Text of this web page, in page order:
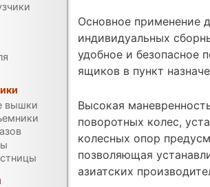
Основное применение
индивидуальных
удобное и безопасное
ящиков в пункт
Высокая
поворотных колес,
колесных опор
позволяющая
азиатских
вышки